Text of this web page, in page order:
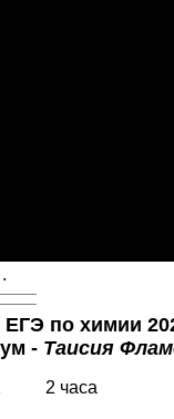
.
по химии
- Таисия
2 часа